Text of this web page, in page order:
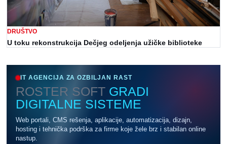
DRUŠTVO
U toku rekonstrukcija Dečjeg odeljenja užičke biblioteke
IT AGENCIJA ZA OZBILJAN RAST
ROSTER SOFT GRADI
DIGITALNE SISTEME
Web portali, CMS rešenja, aplikacije, automatizacija, dizajn,
hosting i tehnička podrška za firme koje žele brz i stabilan online
nastup.